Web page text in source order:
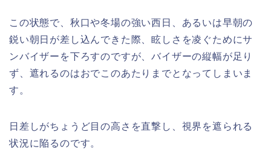
この状態で、秋口や冬場の強い西日、あるいは早朝の
鋭い朝日が差し込んできた際、眩しさを凌ぐためにサ
ンバイザーを下ろすのですが、バイザーの縦幅が足り
ず、遮れるのはおでこのあたりまでとなってしまいま
す。
日差しがちょうど目の高さを直撃し、視界を遮られる
状況に陥るのです。